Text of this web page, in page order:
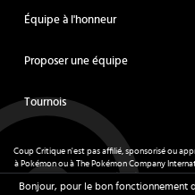
Équipe à l'honneur
Proposer une équipe
Tournois
Coup Critique n'est pas affilié, sponsorisé ou
à Pokémon ou à The Pokémon Company
des marques déposées et des
Bonjour, pour le bon fonctionnement